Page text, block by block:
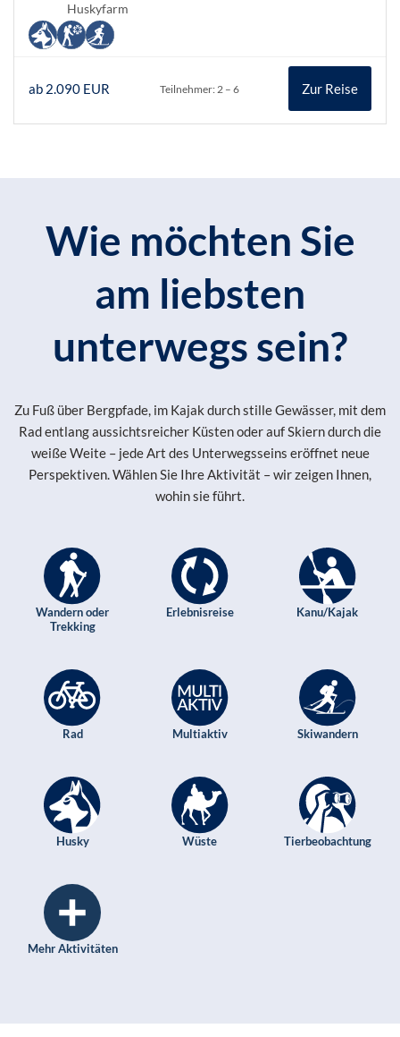
Huskyfarm
ab 2.090 EUR Teilnehmer: 2 – 6 Zur Reise
Wie möchten Sie
am liebsten
unterwegs sein?
Zu Fuß über Bergpfade, im Kajak durch stille Gewässer, mit dem
Rad entlang aussichtsreicher Küsten oder auf Skiern durch die
weiße Weite – jede Art des Unterwegsseins eröffnet neue
Perspektiven. Wählen Sie Ihre Aktivität – wir zeigen Ihnen,
wohin sie führt.
Wandern oder
Trekking
Erlebnisreise Kanu/Kajak
Rad Multiaktiv Skiwandern
Husky Wüste Tierbeobachtung
Mehr Aktivitäten